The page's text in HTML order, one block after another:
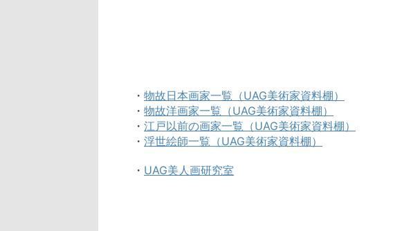
・ 物故日本画家一覧（UAG美術家資料棚）
・ 物故洋画家一覧（UAG美術家資料棚）
・ 江戸以前の画家一覧（UAG美術家資料棚）
・ 浮世絵師一覧（UAG美術家資料棚）
・ UAG美人画研究室